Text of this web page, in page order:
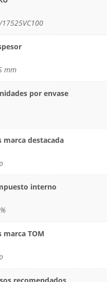
mm
por envase
marca destacada
interno
marca TOM